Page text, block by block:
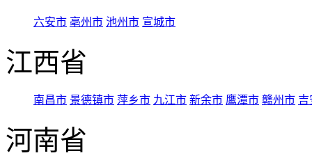
六安市 亳州市 池州市 宣城市
江西省
南昌市 景德镇市 萍乡市 九江市 新余市 鹰潭市 赣州市 吉
河南省